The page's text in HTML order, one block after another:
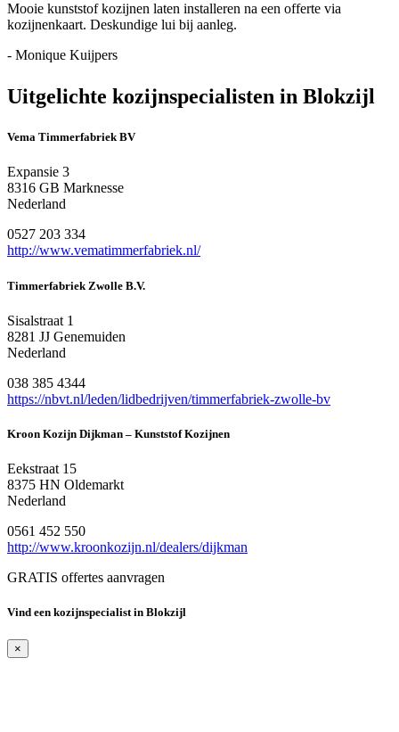
Mooie kunststof kozijnen laten installeren na een offerte via
kozijnenkaart. Deskundige lui bij aanleg.
- Monique Kuijpers
Uitgelichte kozijnspecialisten in Blokzijl
Vema Timmerfabriek BV
Expansie 3
8316 GB Marknesse
Nederland
0527 203 334
http://www.vematimmerfabriek.nl/
Timmerfabriek Zwolle B.V.
Sisalstraat 1
8281 JJ Genemuiden
Nederland
038 385 4344
https://nbvt.nl/leden/lidbedrijven/timmerfabriek-zwolle-bv
Kroon Kozijn Dijkman – Kunststof Kozijnen
Eekstraat 15
8375 HN Oldemarkt
Nederland
0561 452 550
http://www.kroonkozijn.nl/dealers/dijkman
GRATIS offertes aanvragen
Vind een kozijnspecialist in Blokzijl
×